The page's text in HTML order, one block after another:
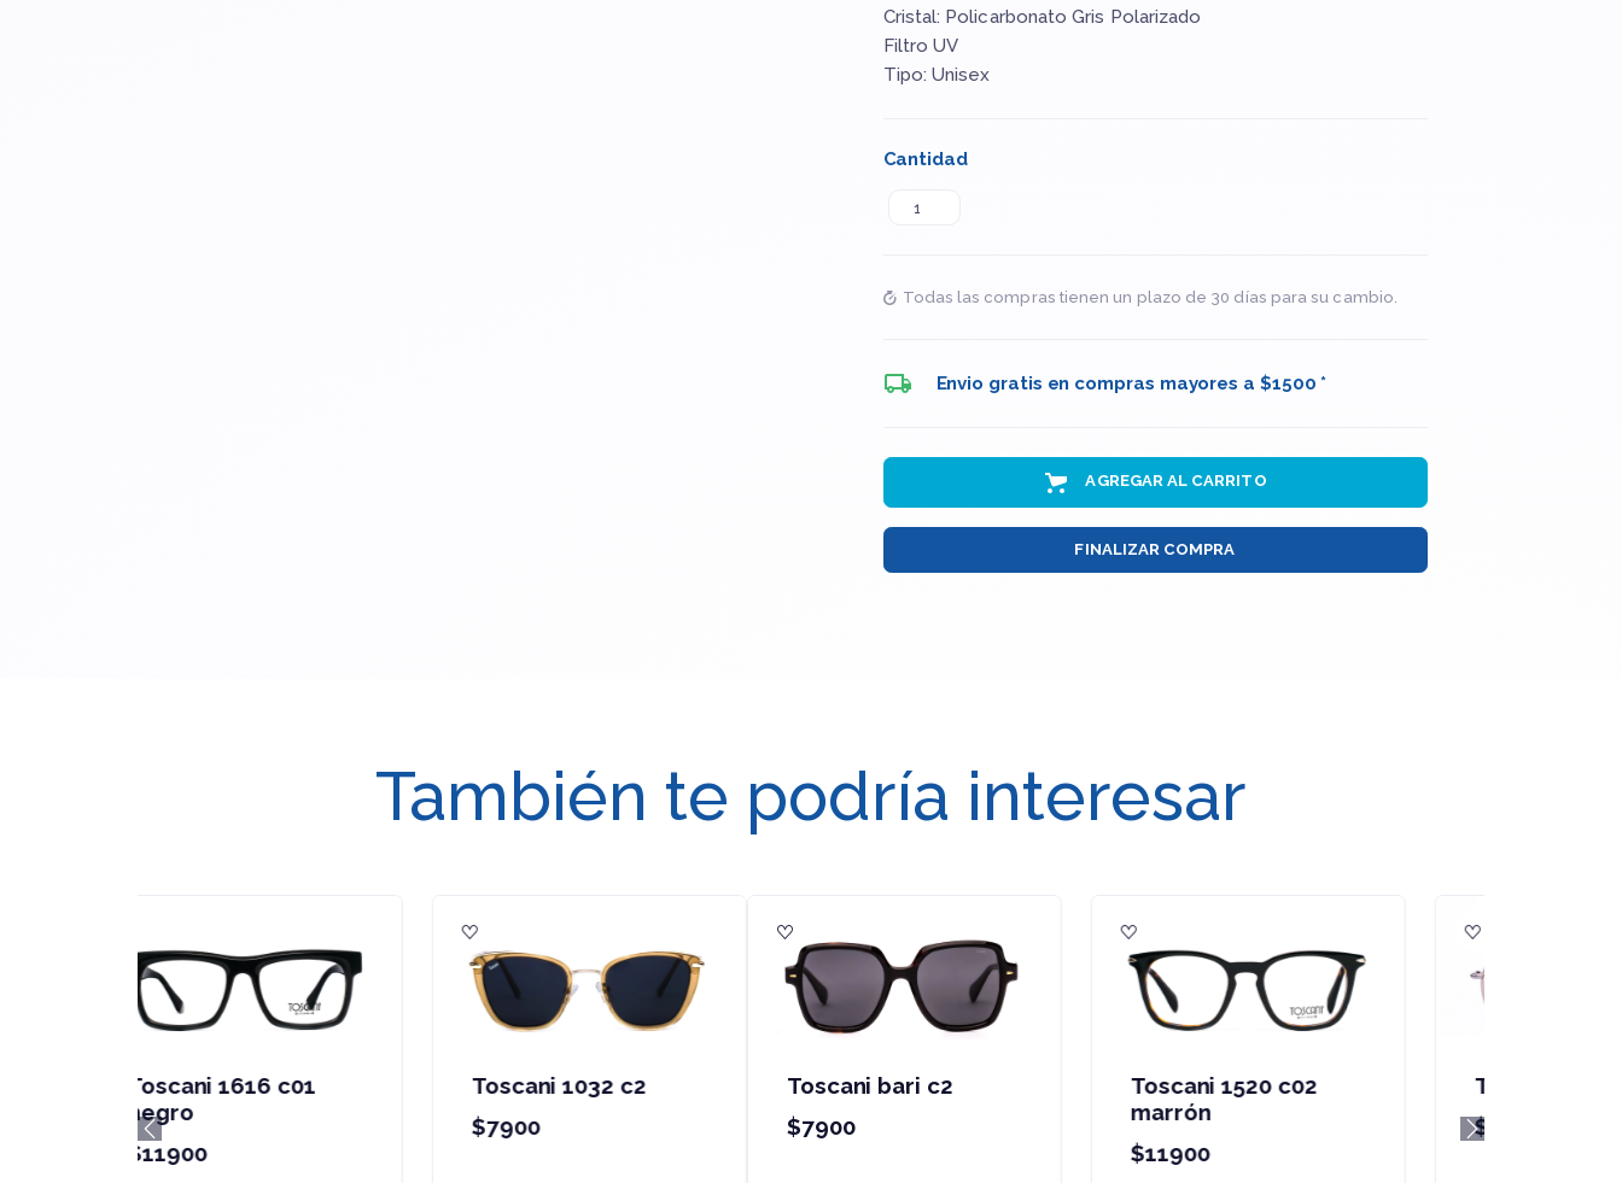
Cristal: Policarbonato Gris Polarizado
Filtro UV
Tipo: Unisex
Cantidad
Todas las compras tienen un plazo de 30 días para su cambio.
Envio gratis en compras mayores a $1500 *
AGREGAR AL CARRITO
FINALIZAR COMPRA
También te podría interesar
Toscani bari c2
$7900
Toscani 1520 c02
Toscani 1269 c4
Toscani negro mate
1625 c01
$11900
Previous Next